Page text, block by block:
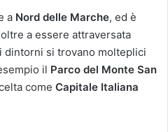
a Nord delle Marche, ed è
a essere attraversata
dintorni si trovano molteplici
il Parco del Monte San
come Capitale Italiana